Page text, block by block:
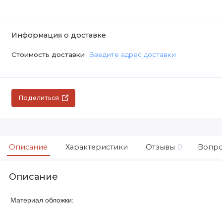
Информация о доставке
Стоимость доставки Введите адрес доставки
Поделиться
Описание Характеристики Отзывы 0
Описание
Материал обложки: